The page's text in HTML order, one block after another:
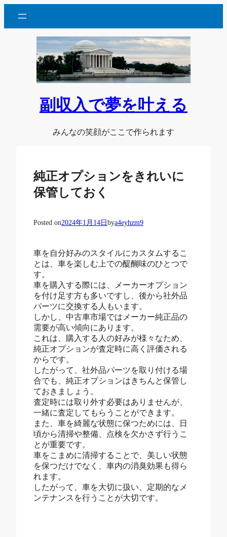
を
副収入で夢を叶える
みんなの笑顔がここで作られます
純正オプションをきれいに
保管しておく
Posted on2024年1月14日 bya4eyhzm9
車を自分好みのスタイルにカスタムするこ
とは、車を楽しむ上での醍醐味のひとつで
す。
車を購入する際には、メーカーオプション
を付け足す方も多いですし、後から社外品
パーツに交換する人もいます。
しかし、中古車市場ではメーカー純正品の
需要が高い傾向にあります。
これは、購入する人の好みが様々なため、
純正オプションが査定時に高く評価される
からです。
したがって、社外品パーツを取り付ける場
合でも、純正オプションはきちんと保管し
ておきましょう。
査定時には取り外す必要はありませんが、
一緒に査定してもらうことができます。
また、車を綺麗な状態に保つためには、日
頃から清掃や整備、点検を欠かさず行うこ
とが重要です。
車をこまめに清掃することで、美しい状態
を保つだけでなく、車内の消臭効果も得ら
れます。
したがって、車を大切に扱い、定期的なメ
ンテナンスを行うことが大切です。